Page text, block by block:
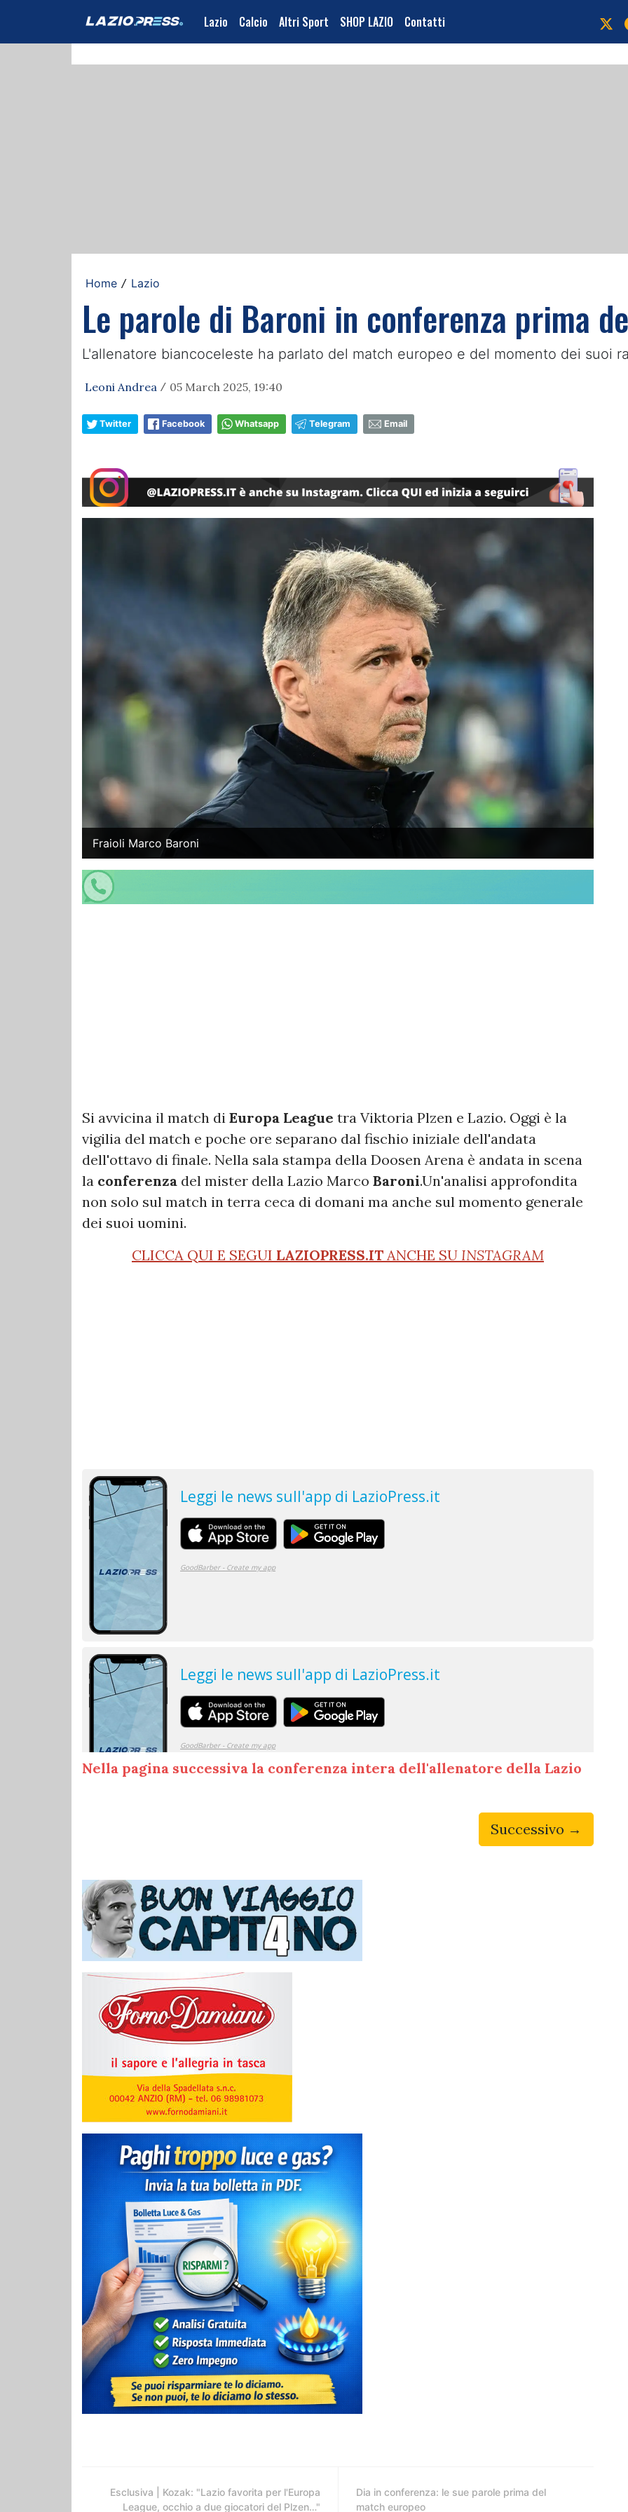
Lazio Calcio Altri Sport SHOP LAZIO Contatti
Home / Lazio
Le parole di Baroni in conferenza prima
L'allenatore biancoceleste ha parlato del match europeo e del momento dei suoi
Leoni Andrea / 05 March 2025, 19:40
Twitter Facebook Whatsapp Telegram Email
Fraioli Marco Baroni
Si avvicina il match di Europa League tra Viktoria Plzen e Lazio. Oggi è la
vigilia del match e poche ore separano dal fischio iniziale dell'andata
dell'ottavo di finale. Nella sala stampa della Doosen Arena è andata in scena
la conferenza del mister della Lazio Marco Baroni.Un'analisi approfondita
non solo sul match in terra ceca di domani ma anche sul momento generale
dei suoi uomini.
CLICCA QUI E SEGUI LAZIOPRESS.IT ANCHE SU INSTAGRAM
Nella pagina successiva la conferenza intera dell'allenatore della Lazio
Successivo →
Esclusiva | Kozak: "Lazio favorita per l'Europa
League, occhio a due giocatori del Plzen…"
Dia in conferenza: le sue parole prima del
match europeo